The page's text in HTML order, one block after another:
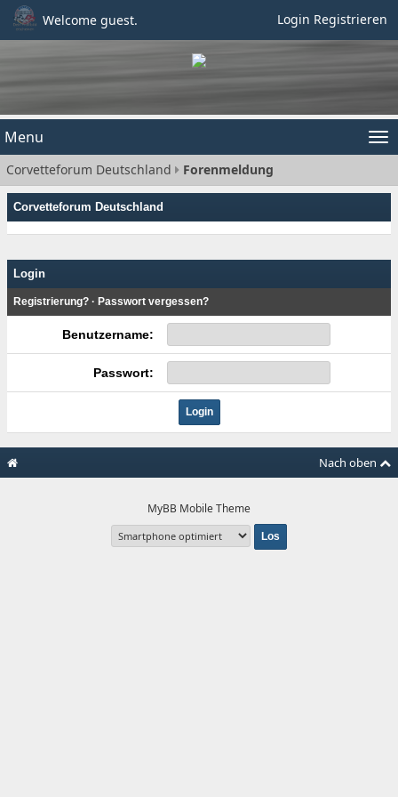
Welcome guest. Login Registrieren
Menu
Corvetteforum Deutschland Forenmeldung
Corvetteforum Deutschland
Login
Registrierung? · Passwort vergessen?
Benutzername:
Passwort:
Nach oben
MyBB Mobile Theme